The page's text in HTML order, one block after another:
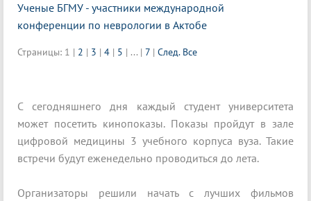
Ученые БГМУ - участники международной
конференции по неврологии в Актобе
Страницы: 1 | 2 | 3 | 4 | 5 | ... | 7 | След. Все
С сегодняшнего дня каждый студент университета
может посетить кинопоказы. Показы пройдут в зале
цифровой медицины 3 учебного корпуса вуза. Такие
встречи будут еженедельно проводиться до лета.
Организаторы решили начать с лучших фильмов